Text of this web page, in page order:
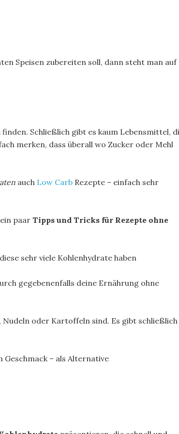
Speisen zubereiten soll, dann steht man auf
Schließlich gibt es kaum Lebensmittel,
merken, dass überall wo Zucker oder Mehl
auch Low Carb Rezepte – einfach sehr
paar Tipps und Tricks für Rezepte ohne
sehr viele Kohlenhydrate haben
gegebenenfalls deine Ernährung ohne
Nudeln oder Kartoffeln sind. Es gibt schließlich
– als Alternative